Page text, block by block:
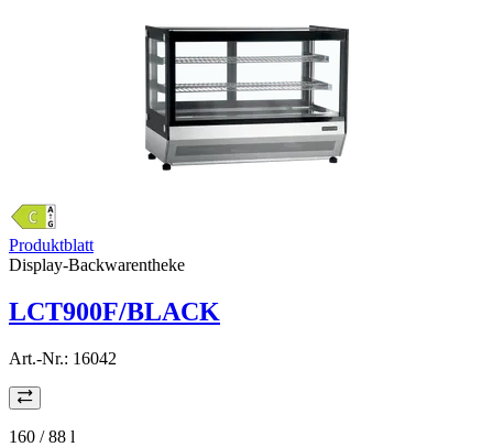
Produktblatt
Display-Backwarentheke
LCT900F/BLACK
Art.-Nr.: 16042
160 / 88 l